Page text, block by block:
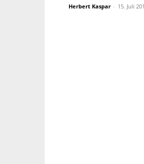
Herbert Kaspar - 15. Juli